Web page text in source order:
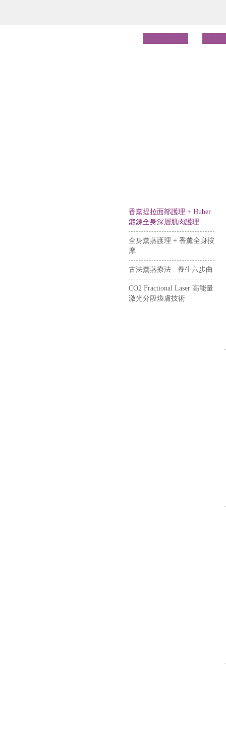
香薰提拉面部護理 + Huber
鍛鍊全身深層肌肉護理
全身薰蒸護理 + 香薰全身按
摩
古法薰蒸療法 - 養生六步曲
CO2 Fractional Laser 高能量
激光分段煥膚技術